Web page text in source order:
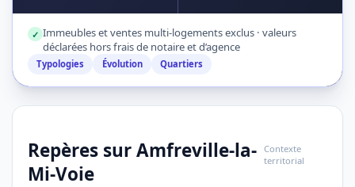
✓ Immeubles et ventes multi-logements exclus · valeurs
déclarées hors frais de notaire et d’agence
Typologies Évolution Quartiers
Repères sur Amfreville-la-
Mi-Voie
Contexte
territorial